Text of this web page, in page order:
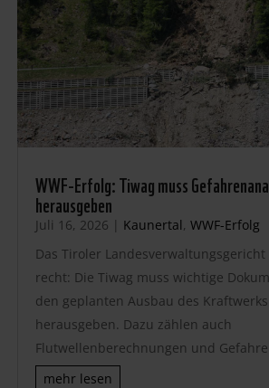
WWF-Erfolg: Tiwag muss
herausgeben
Juli 16, 2026 | Kaunertal, WWF-Erfolg
Das Tiroler Landesverwaltungsgericht
recht: Die Tiwag muss wichtige
den geplanten Ausbau des
herausgeben. Dazu zählen auch
Flutwellenberechnungen und
mehr lesen